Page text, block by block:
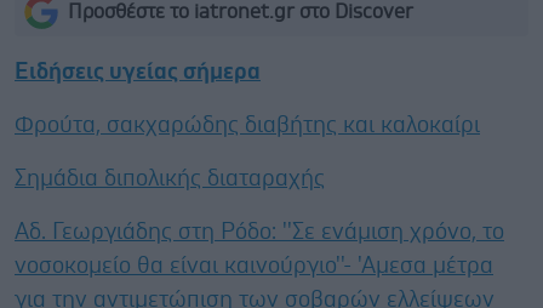
Προσθέστε το iatronet.gr στο Discover
Ειδήσεις υγείας σήμερα
Φρούτα, σακχαρώδης διαβήτης και καλοκαίρι
Σημάδια διπολικής διαταραχής
Αδ. Γεωργιάδης στη Ρόδο: ''Σε ενάμιση χρόνο, το
νοσοκομείο θα είναι καινούργιο''- 'Αμεσα μέτρα
για την αντιμετώπιση των σοβαρών ελλείψεων